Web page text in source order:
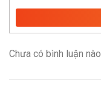
Chưa có bình luận nào